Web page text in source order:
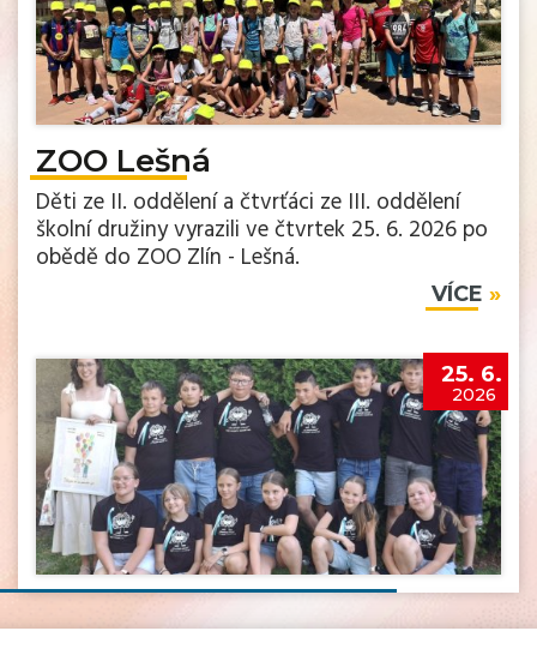
ZOO Lešná
Děti ze II. oddělení a čtvrťáci ze III. oddělení
školní družiny vyrazili ve čtvrtek 25. 6. 2026 po
obědě do ZOO Zlín - Lešná.
VÍCE
25. 6.
2026
slavnost Páťák